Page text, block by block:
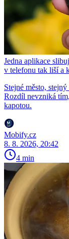
Jedna aplikace
v telefonu tak liší a
Stejné město,
Rozdíl nevzniká
kapotou.
Mobify.cz
8. 8. 2026, 20:42
4 min